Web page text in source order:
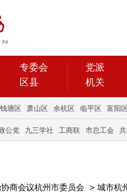
专委会
区县
党派
机关
钱塘区 萧山区 余杭区 临平区 富阳
公党 九三学社 工商联 市总工会
商会议杭州市委员会 > 城市杭